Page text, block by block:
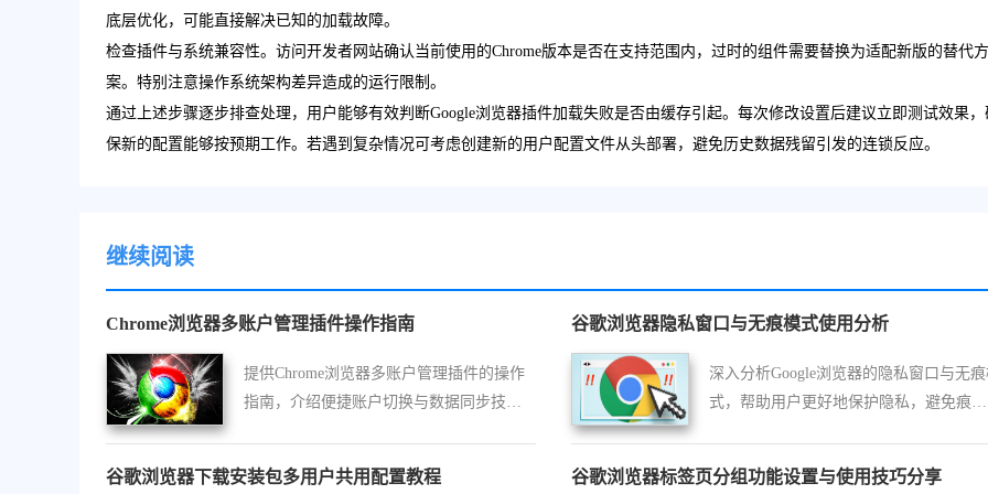
底层优化，可能直接解决已知的加载故障。
检查插件与系统兼容性。访问开发者网站确认当前使用的Chrome版本是否在支持范围内，过时的组件需要替换为适配新版的替代方
案。特别注意操作系统架构差异造成的运行限制。
通过上述步骤逐步排查处理，用户能够有效判断Google浏览器插件加载失败是否由缓存引起。每次修改设置后建议立即测试效果，
保新的配置能够按预期工作。若遇到复杂情况可考虑创建新的用户配置文件从头部署，避免历史数据残留引发的连锁反应。
继续阅读
Chrome浏览器多账户管理插件操作指南
提供Chrome浏览器多账户管理插件的操作
指南，介绍便捷账户切换与数据同步技
谷歌浏览器隐私窗口与无痕模式使用分析
深入分析Google浏览器的隐私窗口与无痕
式，帮助用户更好地保护隐私，避免痕迹
谷歌浏览器下载安装包多用户共用配置教程 谷歌浏览器标签页分组功能设置与使用技巧分享